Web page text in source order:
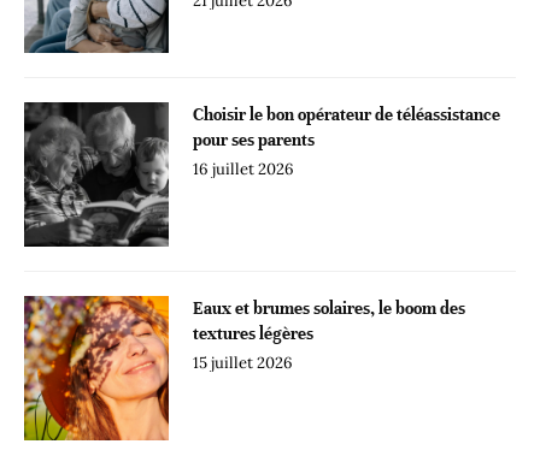
Choisir le bon opérateur de téléassistance
pour ses parents
16 juillet 2026
Eaux et brumes solaires, le boom des
textures légères
15 juillet 2026